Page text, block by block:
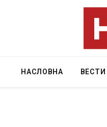
НАСЛОВНА ВЕСТИ